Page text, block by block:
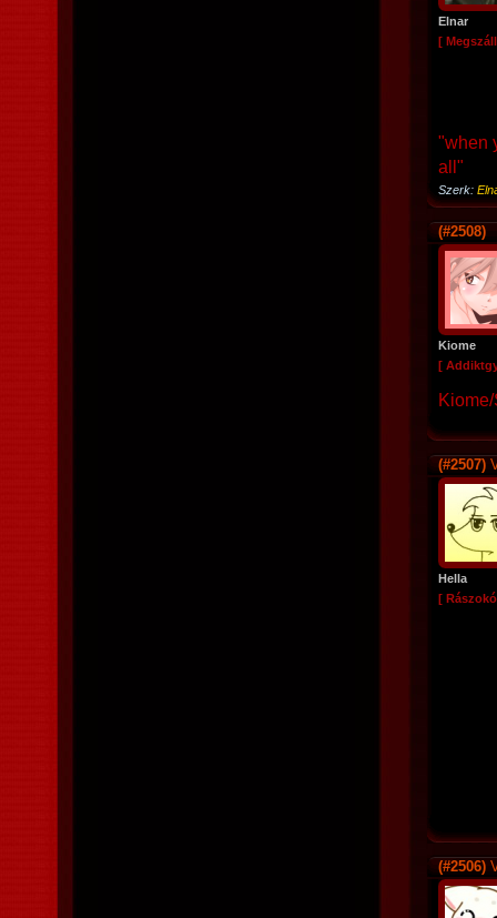
Elnar
[
"when
all"
Szerk:
(#2508)
Kiome
[
(#2507)
Hella
[
(#2506)